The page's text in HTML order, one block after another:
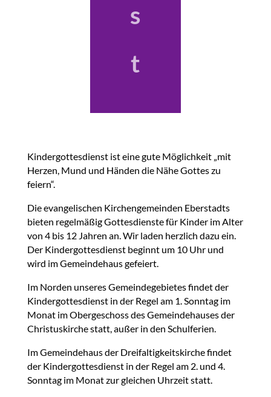
s
t
Kindergottesdienst ist eine gute Möglichkeit „mit
Herzen, Mund und Händen die Nähe Gottes zu
feiern“.
Die evangelischen Kirchengemeinden Eberstadts
bieten regelmäßig Gottesdienste für Kinder im Alter
von 4 bis 12 Jahren an. Wir laden herzlich dazu ein.
Der Kindergottesdienst beginnt um 10 Uhr und
wird im Gemeindehaus gefeiert.
Im Norden unseres Gemeindegebietes findet der
Kindergottesdienst in der Regel am 1. Sonntag im
Monat im Obergeschoss des Gemeindehauses der
Christuskirche statt, außer in den Schulferien.
Im Gemeindehaus der Dreifaltigkeitskirche findet
der Kindergottesdienst in der Regel am 2. und 4.
Sonntag im Monat zur gleichen Uhrzeit statt.